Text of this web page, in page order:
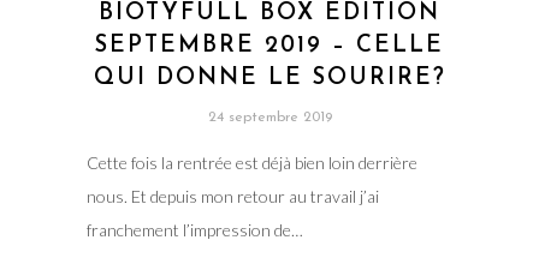
BIOTYFULL BOX EDITION
SEPTEMBRE 2019 – CELLE
QUI DONNE LE SOURIRE?
24 septembre 2019
Cette fois la rentrée est déjà bien loin derrière
nous. Et depuis mon retour au travail j’ai
franchement l’impression de…